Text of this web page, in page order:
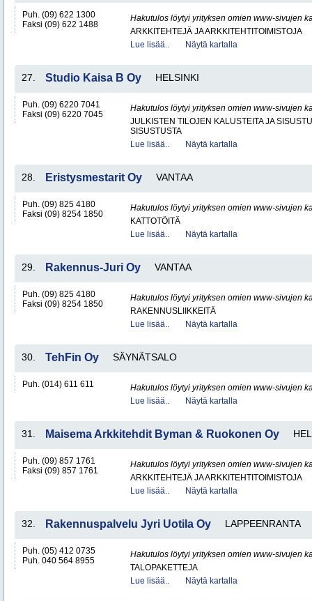
Puh. (09) 622 1300
Faksi (09) 622 1488
Hakutulos löytyi yrityksen omien www-sivujen
ARKKITEHTEJÄ JA ARKKITEHTITOIMISTOJA
Lue lisää..
Näytä kartalla
27. Studio Kaisa B Oy HELSINKI
Puh. (09) 6220 7041
Faksi (09) 6220 7045
Hakutulos löytyi yrityksen omien www-sivujen
JULKISTEN TILOJEN KALUSTEITA JA
SISUSTUSTA
Lue lisää..
Näytä kartalla
28. Eristysmestarit Oy VANTAA
Puh. (09) 825 4180
Faksi (09) 8254 1850
Hakutulos löytyi yrityksen omien www-sivujen
KATTOTÖITÄ
Lue lisää..
Näytä kartalla
29. Rakennus-Juri Oy VANTAA
Puh. (09) 825 4180
Faksi (09) 8254 1850
Hakutulos löytyi yrityksen omien www-sivujen
RAKENNUSLIIKKEITÄ
Lue lisää..
Näytä kartalla
30. TehFin Oy SÄYNÄTSALO
Puh. (014) 611 611
Hakutulos löytyi yrityksen omien www-sivujen
Lue lisää..
Näytä kartalla
31. Maisema Arkkitehdit Byman & Ruokonen Oy
Puh. (09) 857 1761
Faksi (09) 857 1761
Hakutulos löytyi yrityksen omien www-sivujen
ARKKITEHTEJÄ JA ARKKITEHTITOIMISTOJA
Lue lisää..
Näytä kartalla
32. Rakennuspalvelu Jyri Uotila Oy LAPPEENRANTA
Puh. (05) 412 0735
Puh. 040 564 8955
Hakutulos löytyi yrityksen omien www-sivujen
TALOPAKETTEJA
Lue lisää..
Näytä kartalla